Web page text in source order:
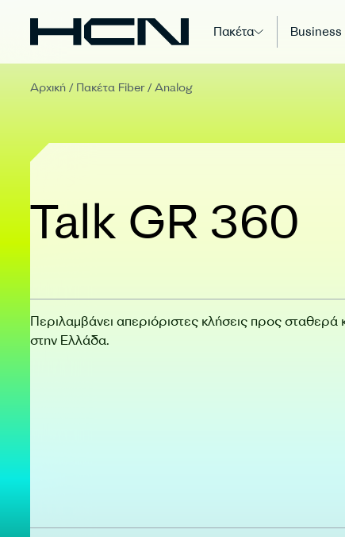
Πακέτα
Αρχική/ Πακέτα Fiber/Analog
Talk GR 360
Περιλαμβάνει απεριόριστες κλήσεις προς σταθερά
στην Ελλάδα.